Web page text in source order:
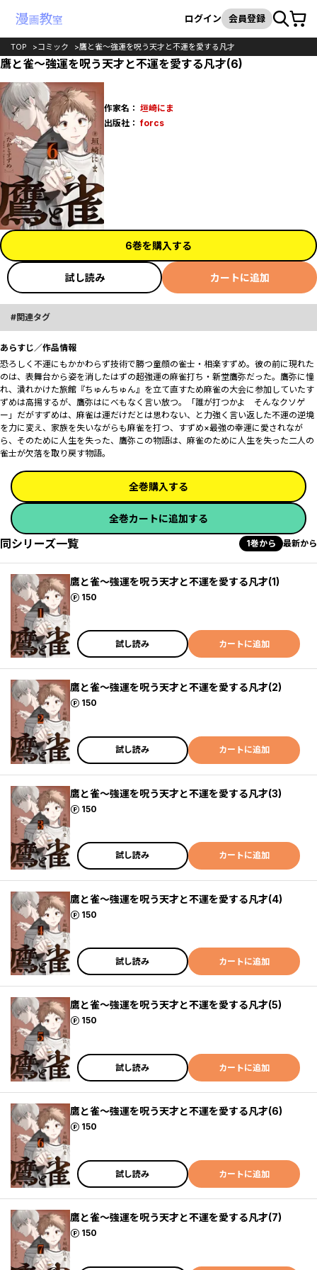
検索
ログイン 会員登録カート
TOP コミック 鷹と雀～強運を呪う天才と不運を愛する凡才
鷹と雀～強運を呪う天才と不運を愛する凡才(6)
作家名： 垣崎にま
出版社：forcs
6巻を購入する
試し読み カートに追加
関連タグ
あらすじ／作品情報
恐ろしく不運にもかかわらず技術で勝つ童顔の雀士・相楽すずめ。彼の前に現れた
のは、表舞台から姿を消したはずの超強運の麻雀打ち・新堂鷹弥だった。鷹弥に憧
れ、潰れかけた旅館『ちゅんちゅん』を立て直すため麻雀の大会に参加していたす
ずめは高揚するが、鷹弥はにべもなく言い放つ。「誰が打つかよ そんなクソゲ
ー」だがすずめは、麻雀は運だけだとは思わない、と力強く言い返した―――不運の逆境
を力に変え、家族を失いながらも麻雀を打つ、すずめ×最強の幸運に愛されなが
ら、そのために人生を失った、鷹弥―――この物語は、麻雀のために人生を失った二人の
雀士が欠落を取り戻す物語。
全巻購入する
全巻カートに追加する
同シリーズ一覧 1巻から 最新から
鷹と雀～強運を呪う天才と不運を愛する凡才(1)
150
ポイント
試し読み カートに追加
鷹と雀～強運を呪う天才と不運を愛する凡才(2)
150
ポイント
試し読み カートに追加
鷹と雀～強運を呪う天才と不運を愛する凡才(3)
150
ポイント
試し読み カートに追加
鷹と雀～強運を呪う天才と不運を愛する凡才(4)
150
ポイント
試し読み カートに追加
鷹と雀～強運を呪う天才と不運を愛する凡才(5)
150
ポイント
試し読み カートに追加
鷹と雀～強運を呪う天才と不運を愛する凡才(6)
150
ポイント
試し読み カートに追加
鷹と雀～強運を呪う天才と不運を愛する凡才(7)
150
ポイント